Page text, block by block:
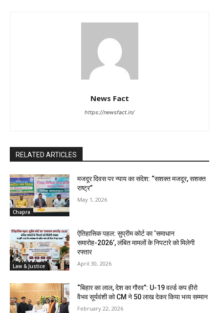
News Fact
https://newsfact.in/
RELATED ARTICLES
Chapra
मजदूर दिवस पर न्याय का संदेश: “सशक्त मजदूर, सशक्त
राष्ट्र”
May 1, 2026
Law & Justice
ऐतिहासिक पहल: सुप्रीम कोर्ट का ‘समाधान
समारोह-2026’, लंबित मामलों के निपटारे को मिलेगी
रफ्तार
April 30, 2026
“बिहार का लाल, देश का गौरव”: U-19 वर्ल्ड कप हीरो
वैभव सूर्यवंशी को CM ने ₹50 लाख देकर किया भव्य सम्मान
February 22, 2026